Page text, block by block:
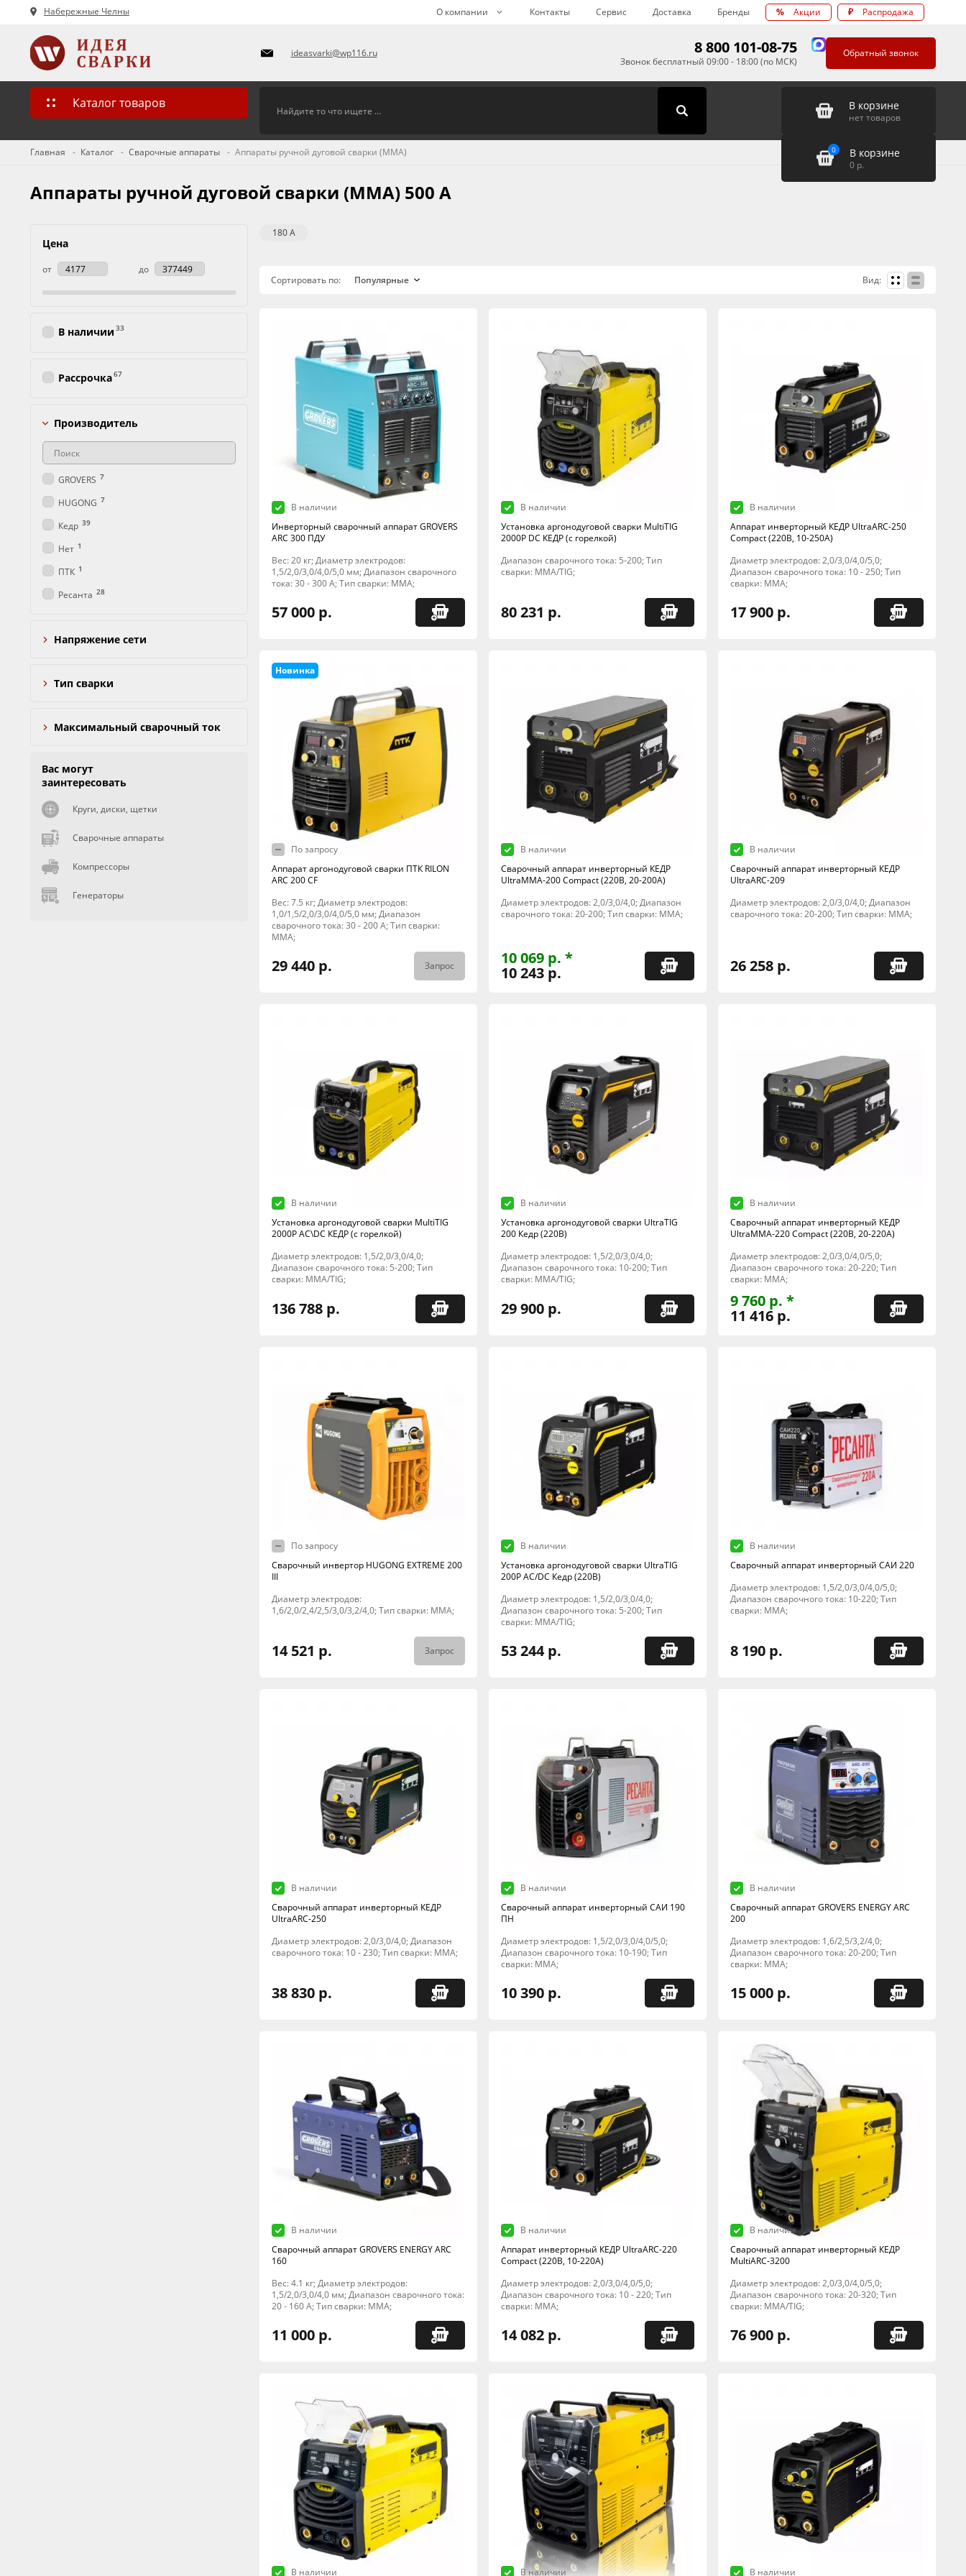
Набережные Челны О компании Контакты Сервис Доставка Бренды % Акции ₽ Распродажа
ideasvarki@wp116.ru 8 800 101-08-75
Звонок бесплатный 09:00 - 18:00 (по МСК)
Обратный звонок
Каталог товаров В корзине
нет товаров
0 В корзине
0 р.
Главная Каталог Сварочные аппараты Аппараты ручной дуговой сварки (MMA)
Аппараты ручной дуговой сварки (MMA) 500 А
180 А
Сортировать по: Вид:
В наличии
Инверторный сварочный аппарат GROVERS
ARC 300 ПДУ
Вес: 20 кг; Диаметр электродов:
1,5/2,0/3,0/4,0/5,0 мм; Диапазон сварочного
тока: 30 - 300 А; Тип сварки: MMA;
57 000 р.
В наличии
Установка аргонодуговой сварки MultiTIG
2000P DC КЕДР (с горелкой)
Диапазон сварочного тока: 5-200; Тип
сварки: MMA/TIG;
80 231 р.
В наличии
Аппарат инверторный КЕДР UltraARC-250
Compact (220В, 10-250А)
Диаметр электродов: 2,0/3,0/4,0/5,0;
Диапазон сварочного тока: 10 - 250; Тип
сварки: MMA;
17 900 р.
Новинка
По запросу
Аппарат аргонодуговой сварки ПТК RILON
ARC 200 CF
Вес: 7.5 кг; Диаметр электродов:
1,0/1,5/2,0/3,0/4,0/5,0 мм; Диапазон
сварочного тока: 30 - 200 А; Тип сварки:
MMA;
29 440 р. Запрос
В наличии
Сварочный аппарат инверторный КЕДР
UltraMMA-200 Compact (220В, 20-200А)
Диаметр электродов: 2,0/3,0/4,0; Диапазон
сварочного тока: 20-200; Тип сварки: MMA;
10 069 р. *
10 243 р.
В наличии
Сварочный аппарат инверторный КЕДР
UltraARC-209
Диаметр электродов: 2,0/3,0/4,0; Диапазон
сварочного тока: 20-200; Тип сварки: MMA;
26 258 р.
В наличии
Установка аргонодуговой сварки MultiTIG
2000P AC\DC КЕДР (с горелкой)
Диаметр электродов: 1,5/2,0/3,0/4,0;
Диапазон сварочного тока: 5-200; Тип
сварки: MMA/TIG;
136 788 р.
В наличии
Установка аргонодуговой сварки UltraTIG
200 Кедр (220В)
Диаметр электродов: 1,5/2,0/3,0/4,0;
Диапазон сварочного тока: 10-200; Тип
сварки: MMA/TIG;
29 900 р.
В наличии
Сварочный аппарат инверторный КЕДР
UltraMMA-220 Compact (220В, 20-220А)
Диаметр электродов: 2,0/3,0/4,0/5,0;
Диапазон сварочного тока: 20-220; Тип
сварки: MMA;
9 760 р. *
11 416 р.
По запросу
Сварочный инвертор HUGONG EXTREME 200
III
Диаметр электродов:
1,6/2,0/2,4/2,5/3,0/3,2/4,0; Тип сварки: MMA;
14 521 р. Запрос
В наличии
Установка аргонодуговой сварки UltraTIG
200P AC/DC Кедр (220В)
Диаметр электродов: 1,5/2,0/3,0/4,0;
Диапазон сварочного тока: 5-200; Тип
сварки: MMA/TIG;
53 244 р.
В наличии
Сварочный аппарат инверторный САИ 220
Диаметр электродов: 1,5/2,0/3,0/4,0/5,0;
Диапазон сварочного тока: 10-220; Тип
сварки: MMA;
8 190 р.
В наличии
Сварочный аппарат инверторный КЕДР
UltraARC-250
Диаметр электродов: 2,0/3,0/4,0; Диапазон
сварочного тока: 10 - 230; Тип сварки: MMA;
38 830 р.
В наличии
Сварочный аппарат инверторный САИ 190
ПН
Диаметр электродов: 1,5/2,0/3,0/4,0/5,0;
Диапазон сварочного тока: 10-190; Тип
сварки: MMA;
10 390 р.
В наличии
Сварочный аппарат GROVERS ENERGY ARC
200
Диаметр электродов: 1,6/2,5/3,2/4,0;
Диапазон сварочного тока: 20-200; Тип
сварки: MMA;
15 000 р.
В наличии
Сварочный аппарат GROVERS ENERGY ARC
160
Вес: 4.1 кг; Диаметр электродов:
1,5/2,0/3,0/4,0 мм; Диапазон сварочного тока:
20 - 160 А; Тип сварки: MMA;
11 000 р.
В наличии
Аппарат инверторный КЕДР UltraARC-220
Compact (220В, 10-220А)
Диаметр электродов: 2,0/3,0/4,0/5,0;
Диапазон сварочного тока: 10 - 220; Тип
сварки: MMA;
14 082 р.
В наличии
Сварочный аппарат инверторный КЕДР
MultiARC-3200
Диаметр электродов: 2,0/3,0/4,0/5,0;
Диапазон сварочного тока: 20-320; Тип
сварки: MMA/TIG;
76 900 р.
В наличии В наличии В наличии
Цена
от до
В наличии 33
Рассрочка67
Производитель
GROVERS 7
HUGONG 7
Кедр 39
Нет 1
ПТК 1
Ресанта 28
Напряжение сети
Тип сварки
Максимальный сварочный ток
Вас могут
заинтересовать
Круги, диски, щетки
Сварочные аппараты
Компрессоры
Генераторы